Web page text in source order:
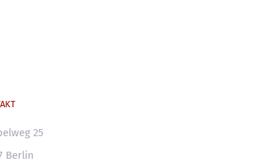
25
Berlin